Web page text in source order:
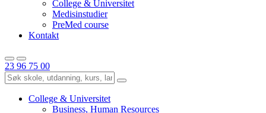
College & Universitet
Medisinstudier
PreMed course
Kontakt
23 96 75 00
College & Universitet
Business, Human Resources